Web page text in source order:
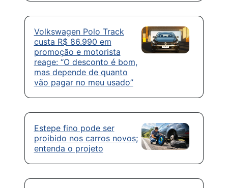
Volkswagen Polo Track
custa R$ 86.990 em
promoção e motorista
reage: “O desconto é bom,
mas depende de quanto
vão pagar no meu usado”
Estepe fino pode ser
proibido nos carros novos;
entenda o projeto